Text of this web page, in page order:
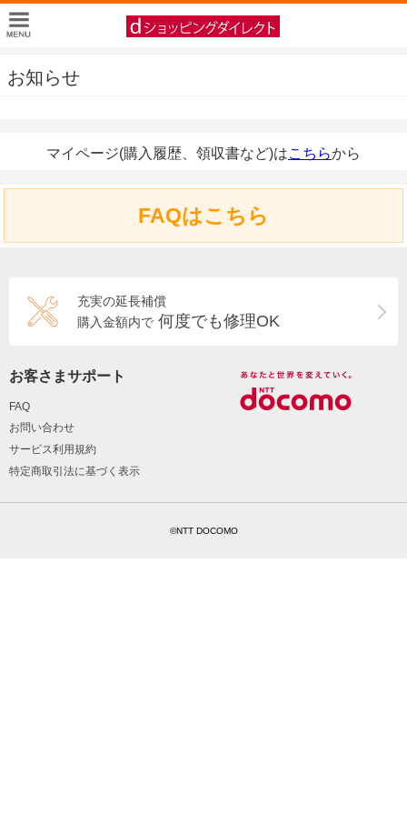
お知らせ
マイページ(購入履歴、領収書など)はこちらから
FAQはこちら
充実の延長補償
購入金額内で 何度でも修理OK
お客さまサポート
FAQ
お問い合わせ
サービス利用規約
特定商取引法に基づく表示
©NTT DOCOMO